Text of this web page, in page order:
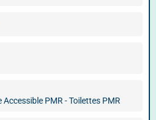
Accessible PMR - Toilettes PMR